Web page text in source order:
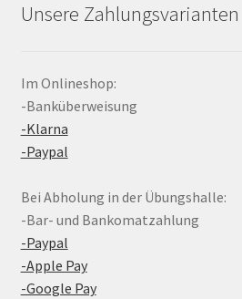
Unsere Zahlungsvarianten
Im Onlineshop:
-Banküberweisung
-Klarna
-Paypal
Bei Abholung in der Übungshalle:
-Bar- und Bankomatzahlung
-Paypal
-Apple Pay
-Google Pay